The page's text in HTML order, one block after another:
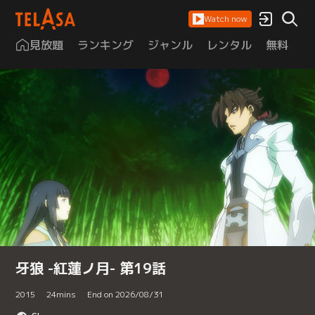
Watch now
見放題 ランキング ジャンル レンタル 無料
牙狼 -紅蓮ノ月- 第19話
2015 24mins End on 2026/08/31